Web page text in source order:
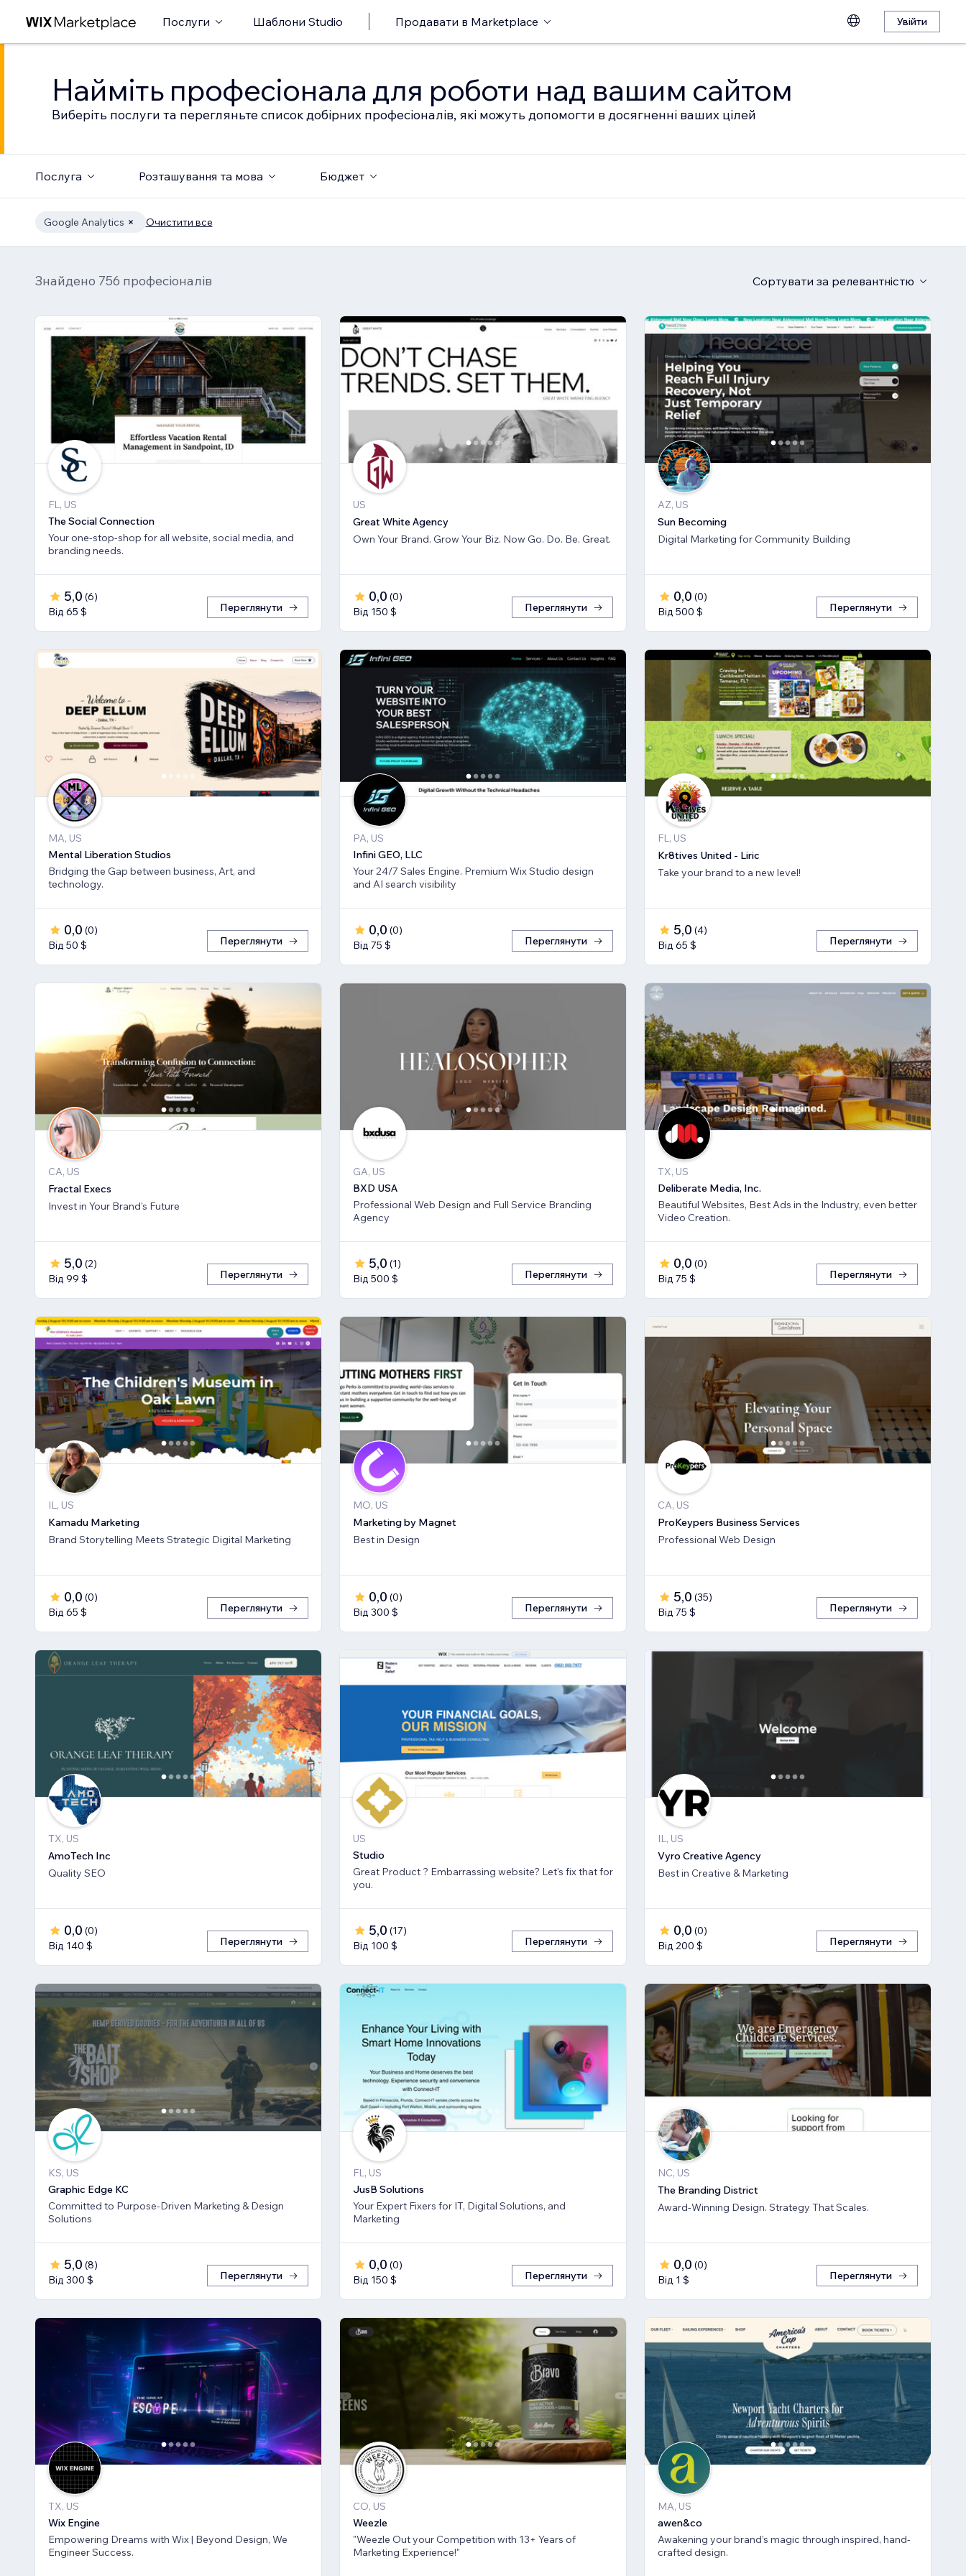
Послуги Шаблони Studio Продавати в Marketplace Увійти
Найміть професіонала для роботи над вашим сайтом
Виберіть послуги та перегляньте список добірних професіоналів, які можуть допомогти в досягненні ваших цілей
Послуга Розташування та мова Бюджет
Google Analytics Очистити все
Знайдено 756 професіоналів Сортувати за релевантністю
FL, US
The Social Connection
Your one-stop-shop for all website, social media, and
branding needs.
5,0 (6)
Від 65 $
Переглянути
US
Great White Agency
Own Your Brand. Grow Your Biz. Now Go. Do. Be. Great.
0,0 (0)
Від 150 $
Переглянути
AZ, US
Sun Becoming
Digital Marketing for Community Building
0,0 (0)
Від 500 $
Переглянути
MA, US
Mental Liberation Studios
Bridging the Gap between business, Art, and
technology.
0,0 (0)
Від 50 $
Переглянути
PA, US
Infini GEO, LLC
Your 24/7 Sales Engine. Premium Wix Studio design
and AI search visibility
0,0 (0)
Від 75 $
Переглянути
FL, US
Kr8tives United - Liric
Take your brand to a new level!
5,0 (4)
Від 65 $
Переглянути
CA, US
Fractal Execs
Invest in Your Brand's Future
5,0 (2)
Від 99 $
Переглянути
GA, US
BXD USA
Professional Web Design and Full Service Branding
Agency
5,0 (1)
Від 500 $
Переглянути
TX, US
Deliberate Media, Inc.
Beautiful Websites, Best Ads in the Industry, even better
Video Creation.
0,0 (0)
Від 75 $
Переглянути
IL, US
Kamadu Marketing
Brand Storytelling Meets Strategic Digital Marketing
0,0 (0)
Від 65 $
Переглянути
MO, US
Marketing by Magnet
Best in Design
0,0 (0)
Від 300 $
Переглянути
CA, US
ProKeypers Business Services
Professional Web Design
5,0 (35)
Від 75 $
Переглянути
TX, US
AmoTech Inc
Quality SEO
0,0 (0)
Від 140 $
Переглянути
US
Studio
Great Product ? Embarrassing website? Let's fix that for
you.
5,0 (17)
Від 100 $
Переглянути
IL, US
Vyro Creative Agency
Best in Creative & Marketing
0,0 (0)
Від 200 $
Переглянути
KS, US
Graphic Edge KC
Committed to Purpose-Driven Marketing & Design
Solutions
5,0 (8)
Від 300 $
Переглянути
FL, US
JusB Solutions
Your Expert Fixers for IT, Digital Solutions, and
Marketing
0,0 (0)
Від 150 $
Переглянути
NC, US
The Branding District
Award-Winning Design. Strategy That Scales.
0,0 (0)
Від 1 $
Переглянути
TX, US
Wix Engine
Empowering Dreams with Wix | Beyond Design, We
Engineer Success.
CO, US
Weezle
"Weezle Out your Competition with 13+ Years of
Marketing Experience!"
MA, US
awen&co
Awakening your brand’s magic through inspired, hand-
crafted design.